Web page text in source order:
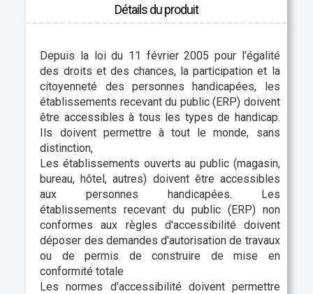
Détails du produit
Depuis la loi du 11 février 2005 pour l’égalité
des droits et des chances, la participation et la
citoyenneté des personnes handicapées, les
établissements recevant du public (ERP) doivent
être accessibles à tous les types de handicap.
Ils doivent permettre à tout le monde, sans
distinction,
Les établissements ouverts au public (magasin,
bureau, hôtel, autres) doivent être accessibles
aux personnes handicapées. Les
établissements recevant du public (ERP) non
conformes aux règles d'accessibilité doivent
déposer des demandes d'autorisation de travaux
ou de permis de construire de mise en
conformité totale
Les normes d'accessibilité doivent permettre